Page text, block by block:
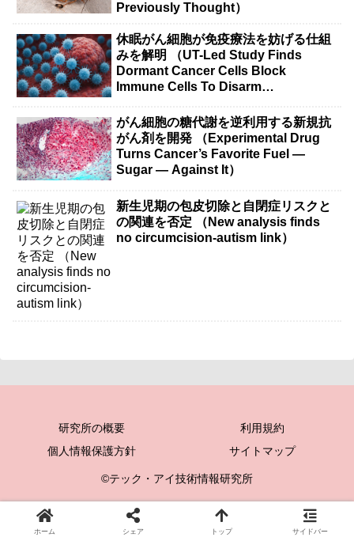
Previously Thought）
休眠がん細胞が免疫療法を妨げる仕組
みを解明 （UT-Led Study Finds
Dormant Cancer Cells Block
Immune Cells To Disarm
がん細胞の糖代謝を逆利用する新規抗
がん剤を開発 （Experimental Drug
Turns Cancer’s Favorite Fuel —
Sugar — Against It）
新生児期の包皮切除と自閉症リスクと
の関連を否定 （New analysis finds
no circumcision-autism link）
研究所の概要
利用規約
個人情報保護方針
サイトマップ
©テック・アイ技術情報研究所
ホーム シェア トップ サイドバー